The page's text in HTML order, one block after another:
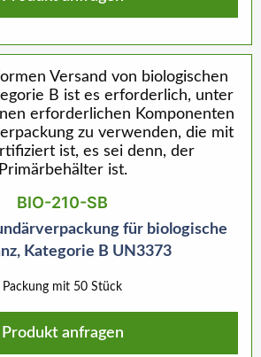
BIO-210-SB
für biologische
Kategorie B UN3373
Packung mit 50 Stück
Produkt anfragen